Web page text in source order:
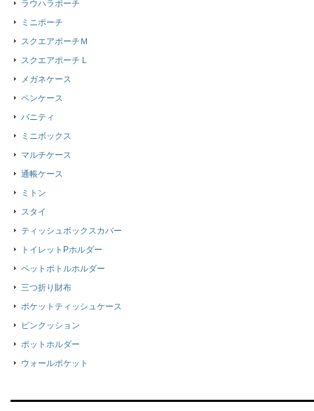
ラウハラポーチ
ミニポーチ
スクエアポーチＭ
スクエアポーチ L
メガネケース
ペンケース
バニティ
ミニボックス
マルチケース
通帳ケース
ミトン
スタイ
ティッシュボックスカバー
トイレットPホルダー
ペットボトルホルダー
三つ折り財布
ポケットティッシュケース
ピンクッション
ポットホルダー
ウォールポケット